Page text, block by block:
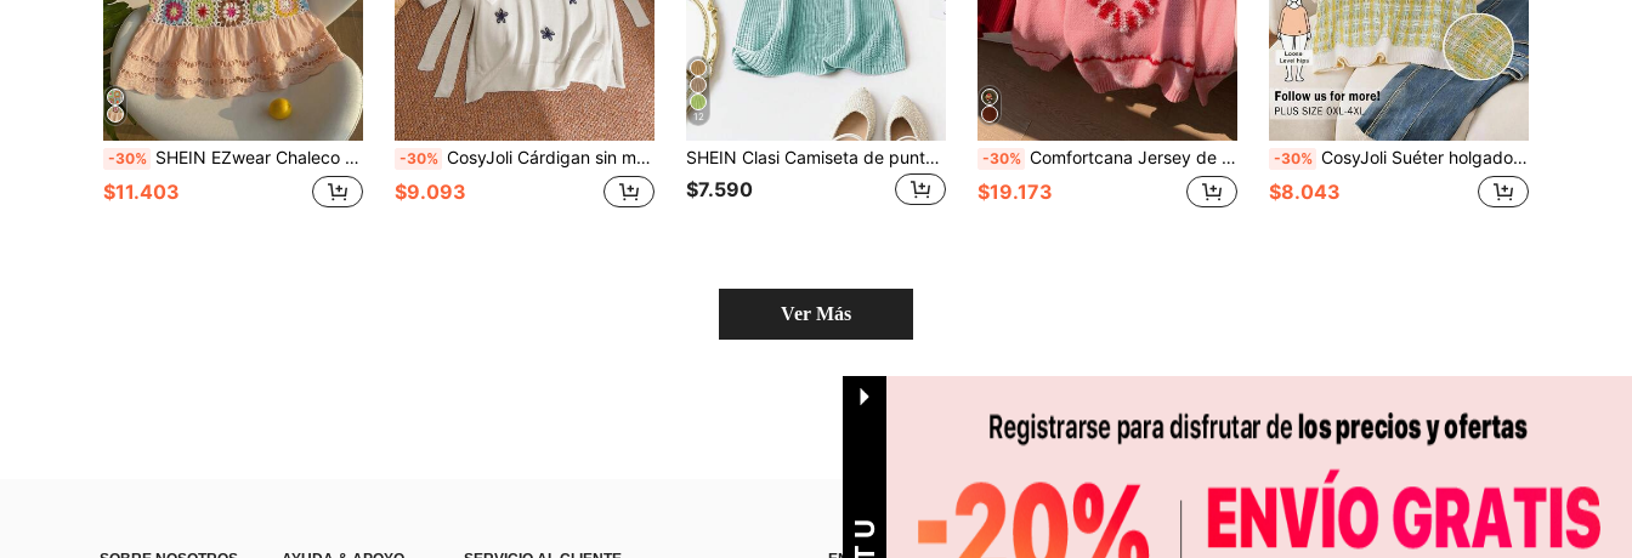
-30% SHEIN EZwear Chaleco tipo suéter de punto de ganchillo calado con patchwork colorido
$11.403
-30% CosyJoli Cárdigan sin mangas con bordado floral y lazo delantero, informal para primavera y otoño, talla grande
$9.093
12
SHEIN Clasi Camiseta de punto de unicolor minimalista para vacaciones de verano para mujer de talla grande
$7.590
-30% Comfortcana Jersey de punto jacquard con diseño de corazón de moda en color rosa, jersey casual y dulce para uso diario y versátil, otoño/invierno
$19.173
-30% CosyJoli Suéter holgado de punto versátil, elegante y de estilo francés casual, de colores vivos, ideal para el día a día y las vacaciones, para mujeres de talla grande
$8.043
Ver Más